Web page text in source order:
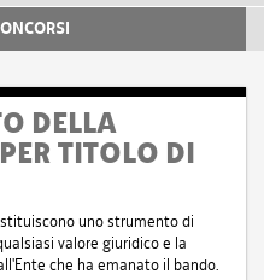
DELLA
TITOLO DI
uno strumento di
valore giuridico e la
che ha emanato il bando.